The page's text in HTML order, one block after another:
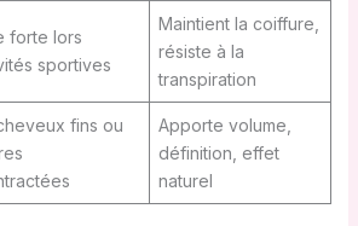
forte lors
sportives
Maintient la coiffure,
résiste à la
transpiration
fins ou
Apporte volume,
définition, effet
naturel